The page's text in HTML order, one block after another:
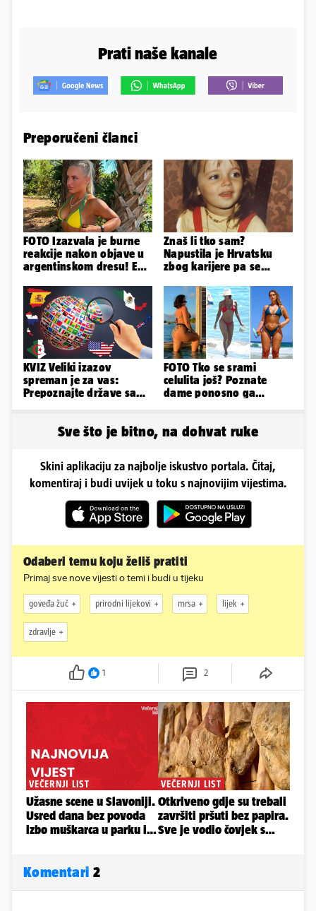
Prati naše kanale
Preporučeni članci
FOTO Izazvala je burne
reakcije nakon objave u
argentinskom dresu! Evo
Znaš li tko sam?
Napustila je Hrvatsku
zbog karijere pa se
starijeg
KVIZ Veliki izazov
spreman je za vas:
Prepoznajte države samo
FOTO Tko se srami
celulita još? Poznate
dame ponosno ga
Sve što je bitno, na dohvat ruke
Skini aplikaciju za najbolje iskustvo portala. Čitaj,
komentiraj i budi uvijek u toku s najnovijim vijestima.
Odaberi temu koju želiš pratiti
Primaj sve nove vijesti o temi i budi u tijeku
goveđa žuč prirodni lijekovi mrsa lijek
zdravlje
1 2
Komentari 2